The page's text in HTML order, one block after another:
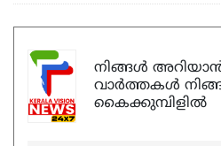
നിങ്ങൾ
വാർത്തകൾ
കൈക്കുമ്പിളിൽ